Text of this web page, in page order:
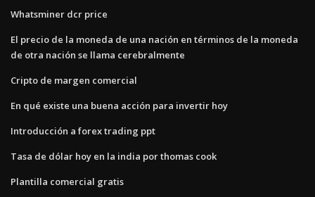
Whatsminer dcr price
El precio de la moneda de una nación en términos de la moneda
de otra nación se llama cerebralmente
Cripto de margen comercial
En qué existe una buena acción para invertir hoy
Introducción a forex trading ppt
Tasa de dólar hoy en la india por thomas cook
Plantilla comercial gratis